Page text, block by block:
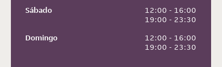
Sábado
12:00 - 16:00
19:00 - 23:30
Domingo
12:00 - 16:00
19:00 - 23:30